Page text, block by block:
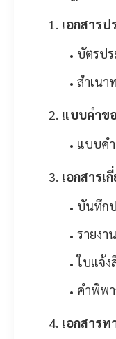
เอกสาร
บัตรป
สำเนา
แบบคำข
แบบค
เอกสารเ
บันทึก
รายงา
ใบแจ้
คำพิพ
เอกสาร